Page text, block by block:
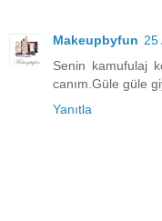
Makeupbyfun 25
Senin kamufulaj
canım.Güle güle
Yanıtla